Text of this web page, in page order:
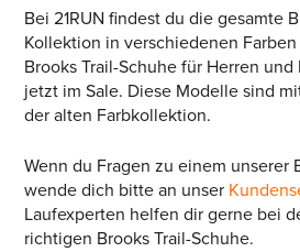
Bei 21RUN findest du die gesamte
Kollektion in verschiedenen Farben
Brooks Trail-Schuhe für Herren
jetzt im Sale. Diese Modelle sind
der alten Farbkollektion.
Wenn du Fragen zu einem unserer
wende dich bitte an unser
Laufexperten helfen dir gerne bei
richtigen Brooks Trail-Schuhe.